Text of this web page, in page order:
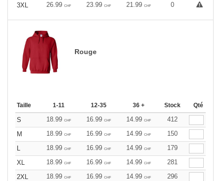
3XL
26.99 CHF 23.99 CHF 21.99 CHF 0
Rouge
Taille 1-11 12-35 36 + Stock Qté
S 18.99 CHF 16.99 CHF 14.99 CHF
412
M
18.99 CHF 16.99 CHF 14.99 CHF
150
L
18.99 CHF 16.99 CHF 14.99 CHF
179
XL
18.99 CHF 16.99 CHF 14.99 CHF
281
2XL
18.99 CHF 16.99 CHF 14.99 CHF
296